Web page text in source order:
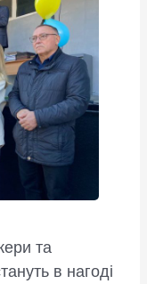
та
в нагоді